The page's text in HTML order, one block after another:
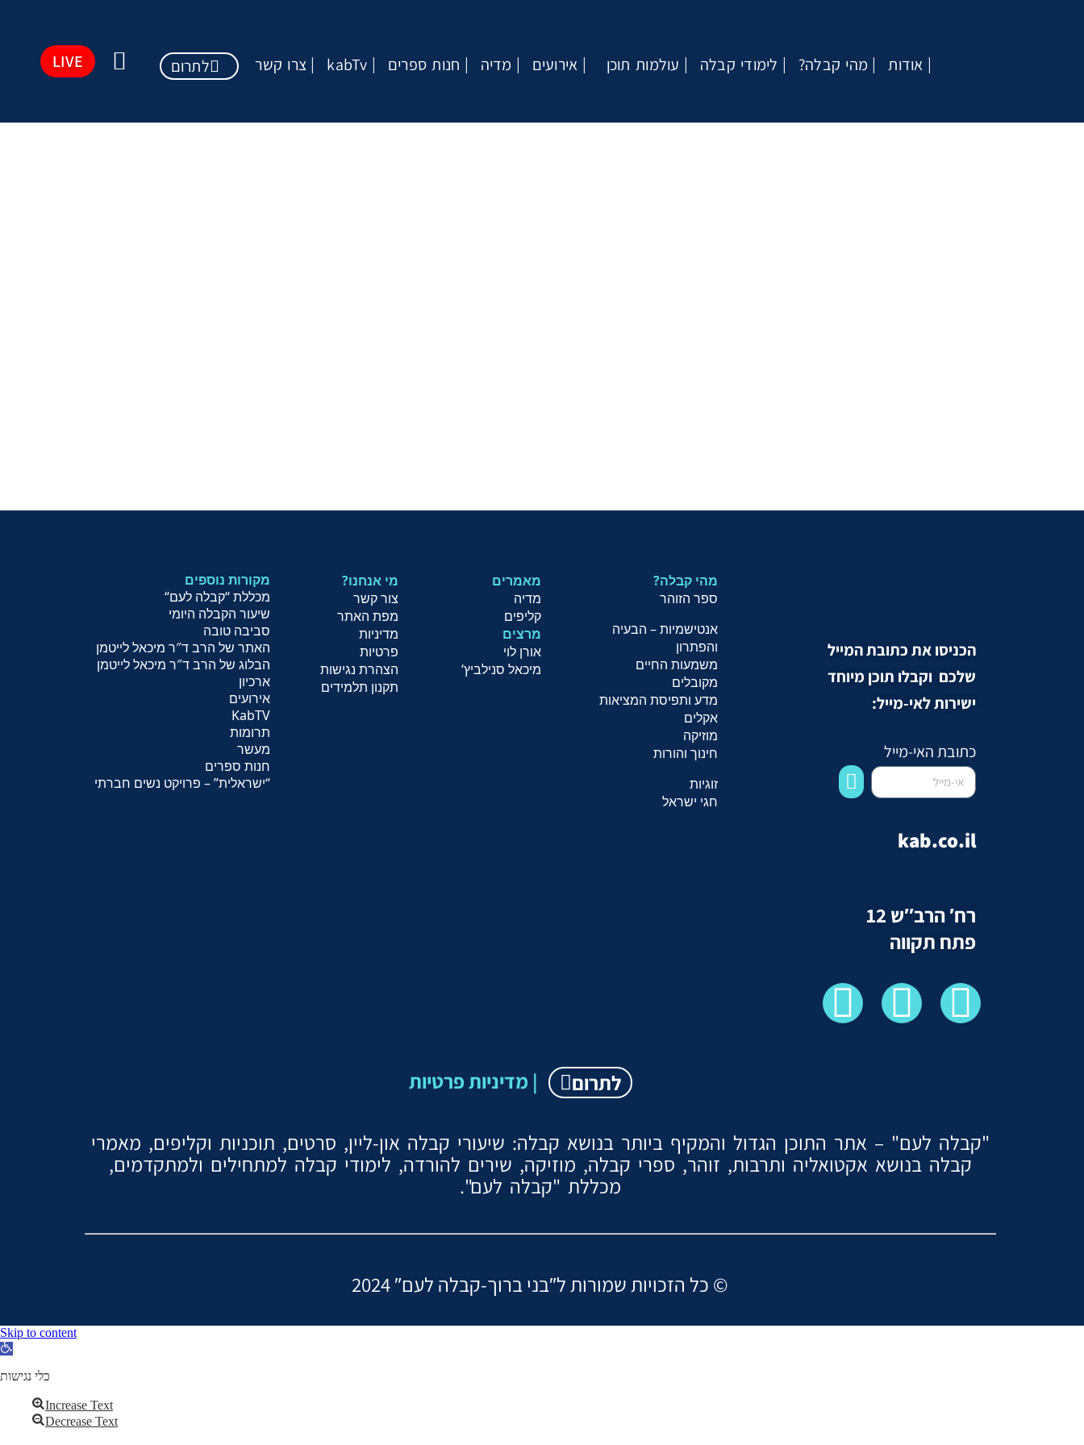
LIVE לתרום צרו קשר kabTv חנות ספרים מדיה אירועים עולמות תוכן לימודי קבלה ?מהי קבלה אודות
מקורות נוספים
“מכללת “קבלה לעם
שיעור הקבלה היומי
סביבה טובה
האתר של הרב ד″ר מיכאל לייטמן
הבלוג של הרב ד″ר מיכאל לייטמן
ארכיון
אירועים
KabTV
תרומות
מעשר
חנות ספרים
“ישראלית” – פרויקט נשים חברתי
?מי אנחנו
צור קשר
מפת האתר
מדיניות
פרטיות
הצהרת נגישות
תקנון תלמידים
מאמרים
מדיה
קליפים
מרצים
אורן לוי
מיכאל סנילביץ‘
מהי קבלה?
ספר הזוהר
אנטישמיות – הבעיה
והפתרון
משמעות החיים
מקובלים
מדע ותפיסת המציאות
אקלים
מוזיקה
חינוך והורות
זוגיות
חגי ישראל
הכניסו את כתובת המייל
שלכם וקבלו תוכן מיוחד
ישירות לאי-מייל:
כתובת האי-מייל
kab.co.il
רח′ הרב″ש 12
פתח תקווה
מדיניות פרטיות | לתרום
"קבלה לעם" – אתר התוכן הגדול והמקיף ביותר בנושא קבלה: שיעורי קבלה און-ליין, סרטים, תוכניות וקליפים, מאמרי
קבלה בנושא אקטואליה ותרבות, זוהר, ספרי קבלה, מוזיקה, שירים להורדה, לימודי קבלה למתחילים ולמתקדמים,
מכללת "קבלה לעם".
2024 ″כל הזכויות שמורות ל″בני ברוך-קבלה לעם ©
Skip to content
Open
כלי נגישות
Increase Text
Decrease Text